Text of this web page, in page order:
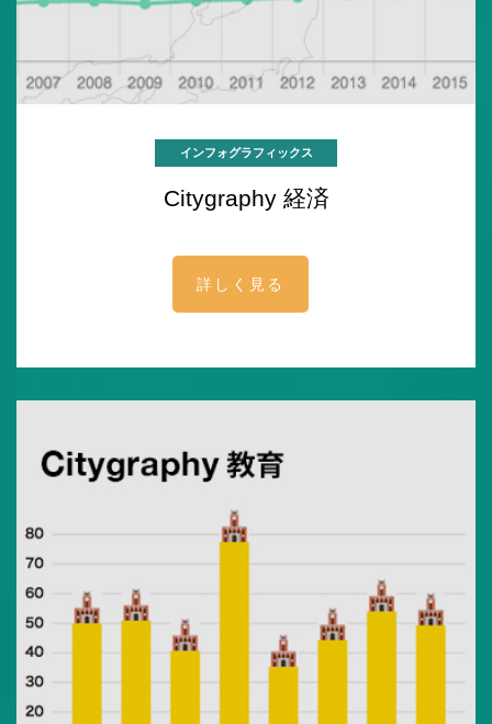
インフォグラフィックス
Citygraphy 経済
詳しく見る